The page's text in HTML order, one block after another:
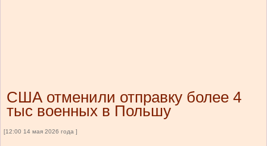
США отменили отправку более 4
тыс военных в Польшу
[12:00 14 мая 2026 года ]